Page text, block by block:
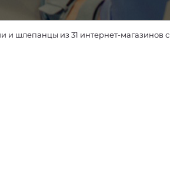
шлепанцы из 31 интернет-магазинов с